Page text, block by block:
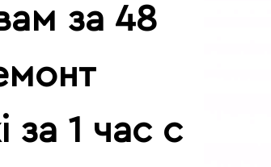
за 48
за 1 час с